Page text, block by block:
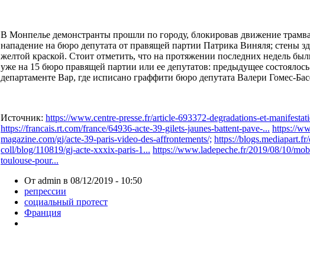
В Монпелье демонстранты прошли по городу, блокировав движение
нападение на бюро депутата от правящей партии Патрика Виняля; стены
желтой краской. Стоит отметить, что на протяжении последних недель
уже на 15 бюро правящей партии или ее депутатов: предыдущее
департаменте Вар, где исписано граффити бюро депутата Валери Гомес-
Источник: https://www.centre-presse.fr/article-693372-degradations-et-
https://francais.rt.com/france/64936-acte-39-gilets-jaunes-battent-pave-... https://
magazine.com/gj/acte-39-paris-video-des-affrontements/; https://
coll/blog/110819/gj-acte-xxxix-paris-1... https://www.ladepeche.fr/2019/08/10/
toulouse-pour...
От admin в 08/12/2019 - 10:50
репрессии
социальный протест
Франция